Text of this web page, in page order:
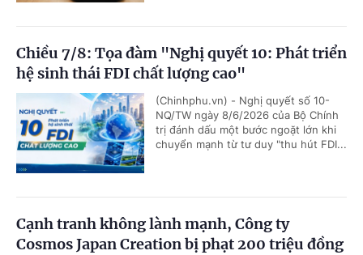
Chiều 7/8: Tọa đàm "Nghị quyết 10: Phát triển
hệ sinh thái FDI chất lượng cao"
(Chinhphu.vn) - Nghị quyết số 10-
NQ/TW ngày 8/6/2026 của Bộ Chính
trị đánh dấu một bước ngoặt lớn khi
chuyển mạnh từ tư duy "thu hút FDI...
Cạnh tranh không lành mạnh, Công ty
Cosmos Japan Creation bị phạt 200 triệu đồng